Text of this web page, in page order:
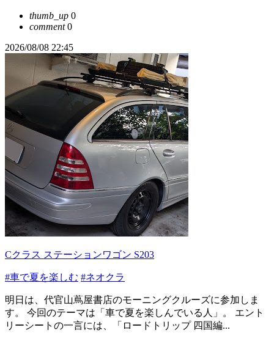
thumb_up 0
comment0
2026/08/08 22:45
Cクラス ステーションワゴン S203
#車で夏を楽しむ #ネオクラ
明日は、代官山蔦屋書店のモーニングクルーズに参加しま
す。 今回のテーマは「車で夏を楽しんでいる人」。 エント
リーシートの一言には、「ロードトリップ 四国編...